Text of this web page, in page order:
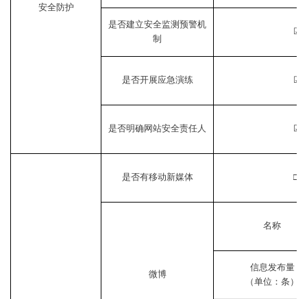
安全防护
是否建立安全监测预警机
制
☑
是否开展应急演练 ☑
是否明确网站安全责任人 ☑
是否有移动新媒体 □
微博
名称
信息发布量
（单位：条）